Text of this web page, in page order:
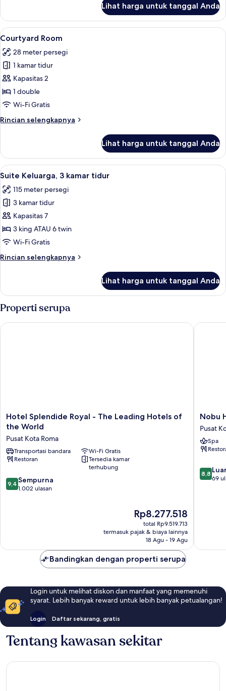
Kamar
Superior
Lihat harga untuk tanggal Anda
Lihat
semua
foto
untuk
Courtyard
Room
Seprai premium, selimut bulu angsa,
5
Courtyard Room
28 meter persegi
1 kamar tidur
Kapasitas 2
1 double
Wi-Fi Gratis
Rincian selengkapnya
Rincian
Courtyard
Room
Lihat harga untuk tanggal Anda
Lihat
semua
foto
untuk
Suite
Keluarga,
3
tidur
Suite Keluarga, 3 kamar tidur |
4
Suite Keluarga, 3 kamar tidur
115 meter persegi
3 kamar tidur
Kapasitas 7
3 king ATAU 6 twin
Wi-Fi Gratis
Rincian selengkapnya
Rincian
Suite
3
tidur
Lihat harga untuk tanggal Anda
Properti serupa
Hotel
Splendide
-
The
Leading
of
the
Hotel Splendide Royal - The Leading Hotels of
the World
Pusat Kota Roma
Transportasi bandara
Wi-Fi Gratis
Restoran
Tersedia kamar
terhubung
9.4
dari
9,4 Sempurna
1.002 ulasan
Harga
sekarang
Rp8.277.518
Rp8.277.518
total Rp9.519.713
termasuk pajak & biaya lainnya
18 Agu - 19 Agu
Hotel Splendide Royal - The Leading Hotels of the World
Nobu
Hotel
Roma
Pusat
Kota
Nobu
Pusat
Spa
8.8
dari
8,8
69
Nobu
Bandingkan dengan properti serupa
Login untuk melihat diskon dan manfaat yang memenuhi
syarat. Lebih banyak reward untuk lebih banyak petualangan!
Login Daftar sekarang, gratis
Tentang kawasan sekitar